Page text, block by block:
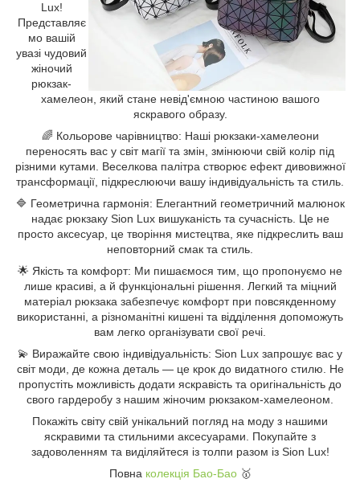
Lux!
Представляє
мо вашій
увазі чудовий
жіночий
рюкзак-
хамелеон, який стане невід'ємною частиною вашого
яскравого образу.
🌈 Кольорове чарівництво: Наші рюкзаки-хамелеони
переносять вас у світ магії та змін, змінюючи свій колір під
різними кутами. Веселкова палітра створює ефект дивовижної
трансформації, підкреслюючи вашу індивідуальність та стиль.
🔷 Геометрична гармонія: Елегантний геометричний малюнок
надає рюкзаку Sion Lux вишуканість та сучасність. Це не
просто аксесуар, це творіння мистецтва, яке підкреслить ваш
неповторний смак та стиль.
🌟 Якість та комфорт: Ми пишаємося тим, що пропонуємо не
лише красиві, а й функціональні рішення. Легкий та міцний
матеріал рюкзака забезпечує комфорт при повсякденному
використанні, а різноманітні кишені та відділення допоможуть
вам легко організувати свої речі.
💫 Виражайте свою індивідуальність: Sion Lux запрошує вас у
світ моди, де кожна деталь — це крок до видатного стилю. Не
пропустіть можливість додати яскравість та оригінальність до
свого гардеробу з нашим жіночим рюкзаком-хамелеоном.
Покажіть світу свій унікальний погляд на моду з нашими
яскравими та стильними аксесуарами. Покупайте з
задоволенням та виділяйтеся із толпи разом із Sion Lux!
Повна колекція Бао-Бао🥇